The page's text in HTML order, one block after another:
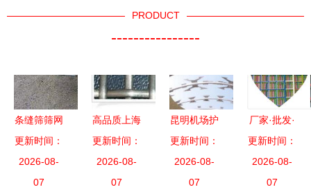
PRODUCT
----------------
条缝筛筛网
工业筛分中
的高效与抗
堵艺术
更新时间：
2026-08-
07
高品质上海
筛网批发零
售 护栏
网、不锈钢
更新时间：
2026-08-
07
昆明机场护
栏网选购指
南 兴顺发
筛网大量现
更新时间：
2026-08-
07
厂家·批发·
品质——广
东佛山市顺
亮五金筛网
更新时间：
2026-08-
07